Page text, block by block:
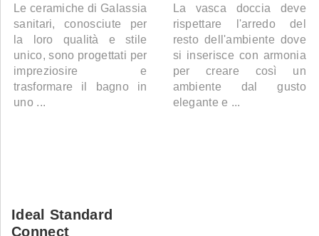
Le ceramiche di Galassia
sanitari, conosciute per
la loro qualità e stile
unico, sono progettati per
impreziosire e
trasformare il bagno in
uno ...
La vasca doccia deve
rispettare l'arredo del
resto dell'ambiente dove
si inserisce con armonia
per creare così un
ambiente dal gusto
elegante e ...
Ideal Standard
Connect